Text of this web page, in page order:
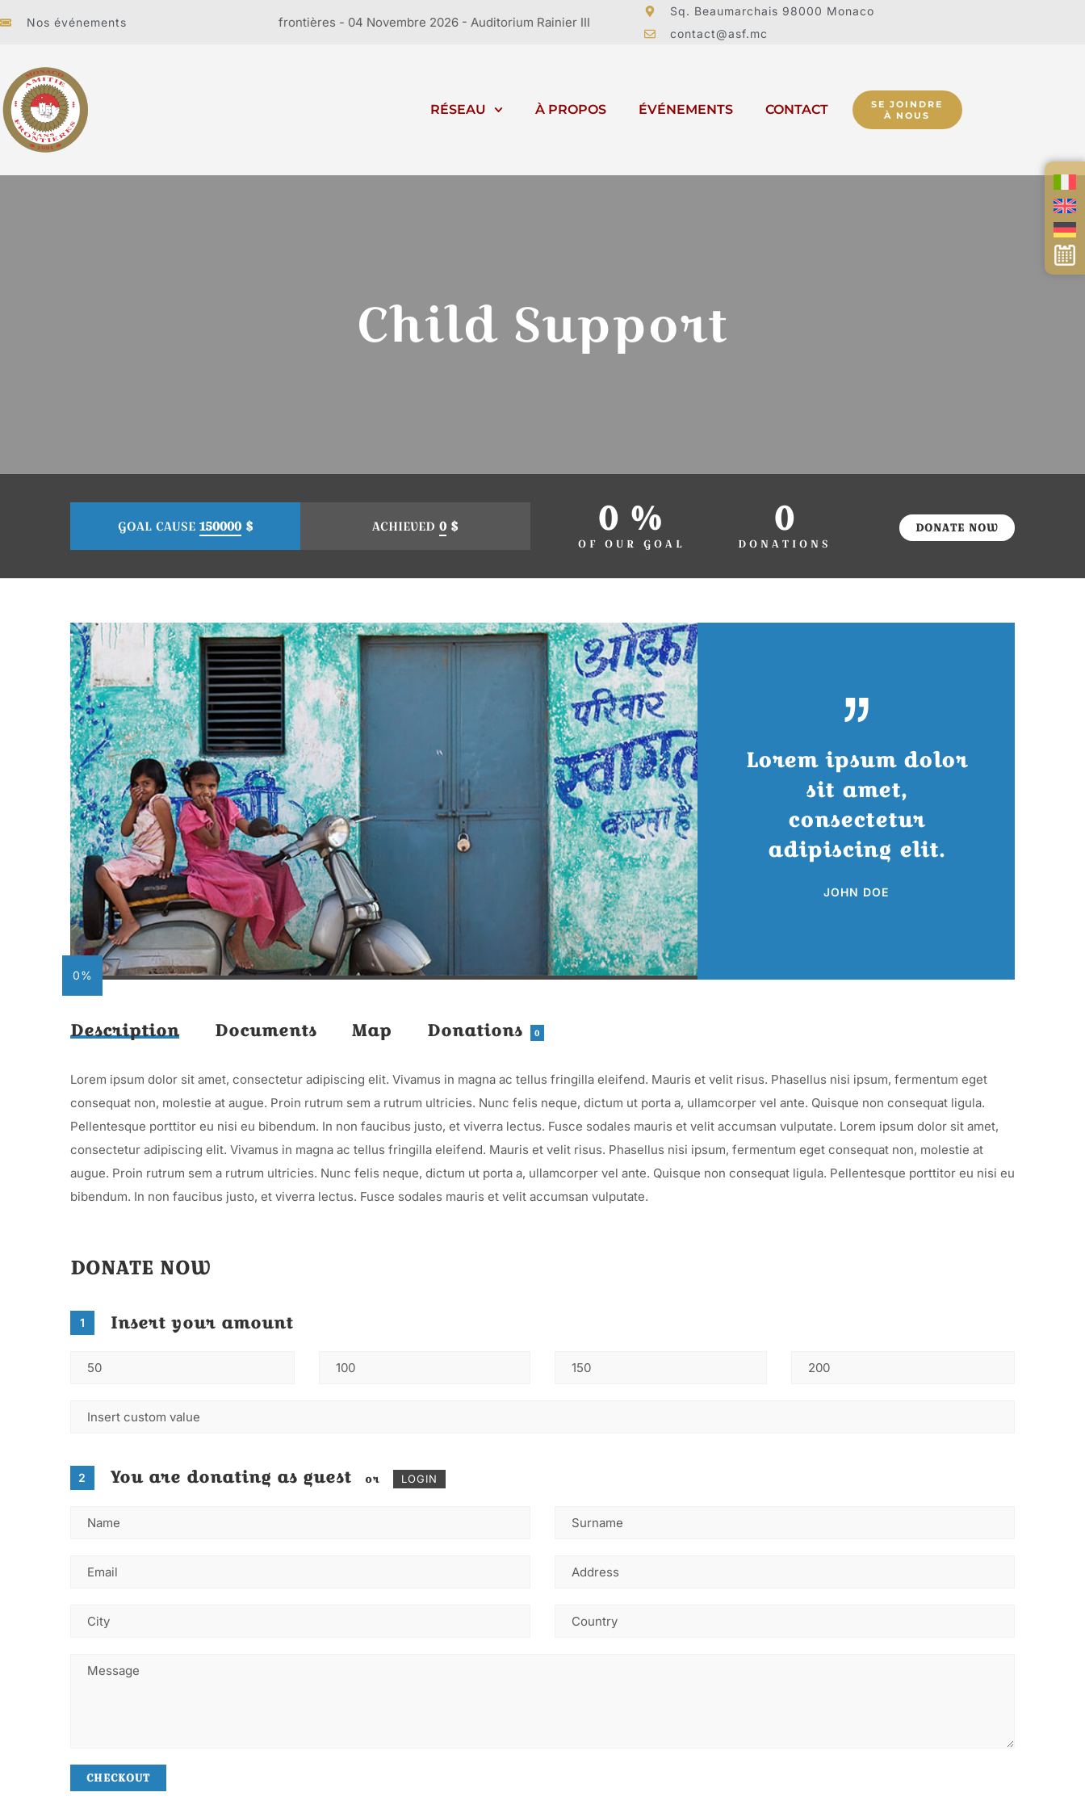
Nos événements
EVENT Cabaret sans frontières - 04 Novembre 2026 - Auditorium Rainier III
Sq. Beaumarchais 98000 Monaco
contact@asf.mc
RÉSEAU À PROPOS ÉVÉNEMENTS CONTACT
SE JOINDRE
À NOUS
Child Support
GOAL CAUSE 150000$ ACHIEVED 0 $ 0 %
OF OUR GOAL
0
DONATIONS
DONATE NOW
0%
Lorem ipsum dolor
sit amet,
consectetur
adipiscing elit.
JOHN DOE
Description Documents Map Donations 0
Lorem ipsum dolor sit amet, consectetur adipiscing elit. Vivamus in magna ac tellus fringilla eleifend. Mauris et velit risus. Phasellus nisi ipsum, fermentum eget
consequat non, molestie at augue. Proin rutrum sem a rutrum ultricies. Nunc felis neque, dictum ut porta a, ullamcorper vel ante. Quisque non consequat ligula.
Pellentesque porttitor eu nisi eu bibendum. In non faucibus justo, et viverra lectus. Fusce sodales mauris et velit accumsan vulputate. Lorem ipsum dolor sit amet,
consectetur adipiscing elit. Vivamus in magna ac tellus fringilla eleifend. Mauris et velit risus. Phasellus nisi ipsum, fermentum eget consequat non, molestie at
augue. Proin rutrum sem a rutrum ultricies. Nunc felis neque, dictum ut porta a, ullamcorper vel ante. Quisque non consequat ligula. Pellentesque porttitor eu nisi eu
bibendum. In non faucibus justo, et viverra lectus. Fusce sodales mauris et velit accumsan vulputate.
DONATE NOW
1 Insert your amount
2 You are donating as guest or LOGIN
CHECKOUT